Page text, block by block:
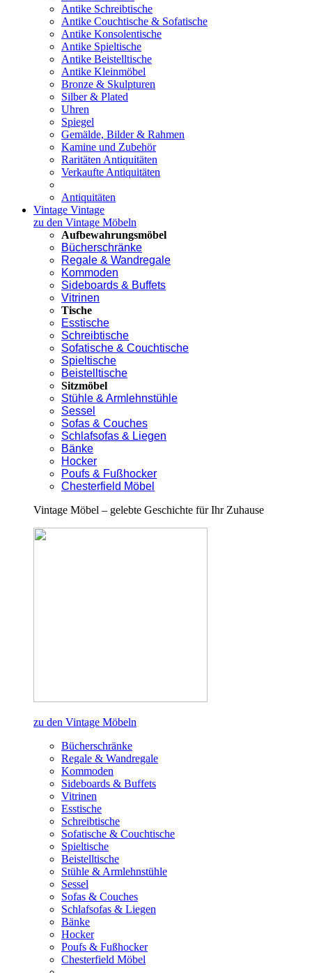
Antike Schreibtische
Antike Couchtische & Sofatische
Antike Konsolentische
Antike Spieltische
Antike Beistelltische
Antike Kleinmöbel
Bronze & Skulpturen
Silber & Plated
Uhren
Spiegel
Gemälde, Bilder & Rahmen
Kamine und Zubehör
Raritäten Antiquitäten
Verkaufte Antiquitäten
Antiquitäten
Vintage Vintage
zu den Vintage Möbeln
Aufbewahrungsmöbel
Bücherschränke
Regale & Wandregale
Kommoden
Sideboards & Buffets
Vitrinen
Tische
Esstische
Schreibtische
Sofatische & Couchtische
Spieltische
Beistelltische
Sitzmöbel
Stühle & Armlehnstühle
Sessel
Sofas & Couches
Schlafsofas & Liegen
Bänke
Hocker
Poufs & Fußhocker
Chesterfield Möbel
Vintage Möbel – gelebte Geschichte für Ihr Zuhause
zu den Vintage Möbeln
Bücherschränke
Regale & Wandregale
Kommoden
Sideboards & Buffets
Vitrinen
Esstische
Schreibtische
Sofatische & Couchtische
Spieltische
Beistelltische
Stühle & Armlehnstühle
Sessel
Sofas & Couches
Schlafsofas & Liegen
Bänke
Hocker
Poufs & Fußhocker
Chesterfield Möbel